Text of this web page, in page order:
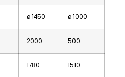
ø 1450 ø 1000
2000 500
1780 1510